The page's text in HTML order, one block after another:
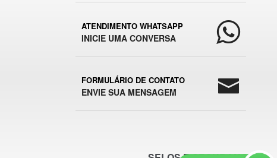
ATENDIMENTO WHATSAPP
INICIE UMA CONVERSA
FORMULÁRIO DE CONTATO
ENVIE SUA MENSAGEM